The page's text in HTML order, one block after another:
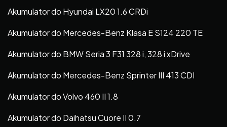
Akumulator do Hyundai LX20 1.6 CRDi
Akumulator do Mercedes-Benz Klasa E S124 220 TE
Akumulator do BMW Seria 3 F31 328 i, 328 i xDrive
Akumulator do Mercedes-Benz Sprinter III 413 CDI
Akumulator do Volvo 460 II 1.8
Akumulator do Daihatsu Cuore II 0.7